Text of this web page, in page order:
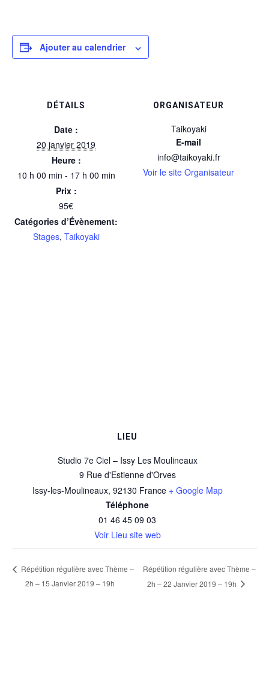
Ajouter au calendrier
DÉTAILS
Date :
20 janvier 2019
Heure :
10 h 00 min - 17 h 00 min
Prix :
95€
Catégories d’Évènement:
Stages, Taikoyaki
ORGANISATEUR
Taikoyaki
E-mail
info@taikoyaki.fr
Voir le site Organisateur
LIEU
Studio 7e Ciel – Issy Les Moulineaux
9 Rue d'Estienne d'Orves
Issy-les-Moulineaux, 92130 France + Google Map
Téléphone
01 46 45 09 03
Voir Lieu site web
Répétition régulière avec Thème –
2h – 15 Janvier 2019 – 19h
Répétition régulière avec Thème –
2h – 22 Janvier 2019 – 19h